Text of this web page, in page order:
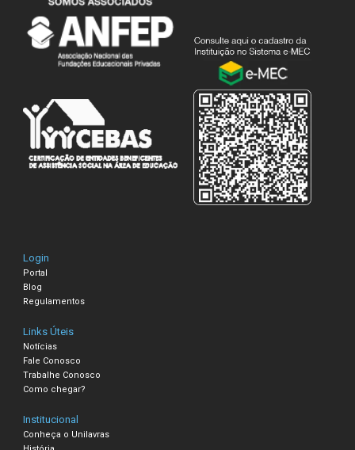
Login
Portal
Blog
Regulamentos
Links Úteis
Notícias
Fale Conosco
Trabalhe Conosco
Como chegar?
Institucional
Conheça o Unilavras